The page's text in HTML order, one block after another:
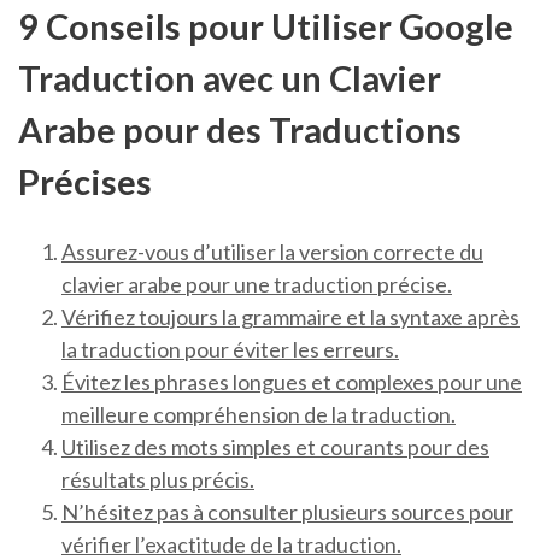
9 Conseils pour Utiliser Google
Traduction avec un Clavier
Arabe pour des Traductions
Précises
Assurez-vous d’utiliser la version correcte du
clavier arabe pour une traduction précise.
Vérifiez toujours la grammaire et la syntaxe après
la traduction pour éviter les erreurs.
Évitez les phrases longues et complexes pour une
meilleure compréhension de la traduction.
Utilisez des mots simples et courants pour des
résultats plus précis.
N’hésitez pas à consulter plusieurs sources pour
vérifier l’exactitude de la traduction.